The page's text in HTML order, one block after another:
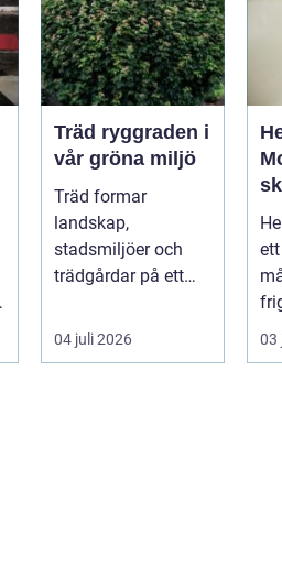
Träd ryggraden i
vår gröna miljö
Träd formar
landskap,
stadsmiljöer och
trädgårdar på ett
växter klarar. De ger
sku...
04 juli 2026 03